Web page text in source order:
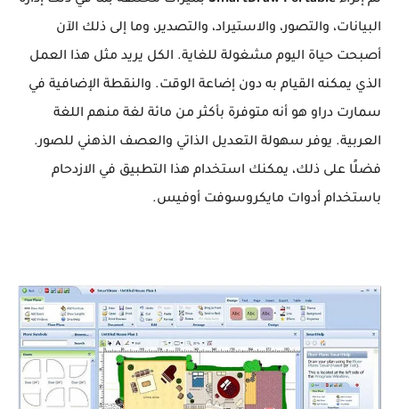
البيانات، والتصور، والاستيراد، والتصدير، وما إلى ذلك الآن
أصبحت حياة اليوم مشغولة للغاية. الكل يريد مثل هذا العمل
الذي يمكنه القيام به دون إضاعة الوقت. والنقطة الإضافية في
سمارت دراو هو أنه متوفرة بأكثر من مائة لغة منهم اللغة
العربية. يوفر سهولة التعديل الذاتي والعصف الذهني للصور.
فضلًا على ذلك، يمكنك استخدام هذا التطبيق في الازدحام
باستخدام أدوات مايكروسوفت أوفيس.